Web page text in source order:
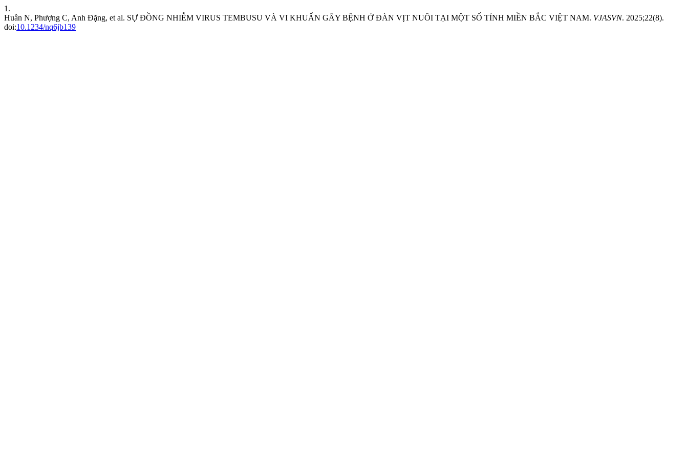
1.
Huân N, Phượng C, Anh Đặng, et al. SỰ ĐỒNG NHIỄM VIRUS TEMBUSU VÀ VI KHUẨN GÂY BỆNH Ở ĐÀN VỊT NUÔI TẠI MỘT SỐ TỈNH MIỀN BẮC VIỆT NAM. VJASVN. 2025;22(8).
doi:10.1234/nq6jb139